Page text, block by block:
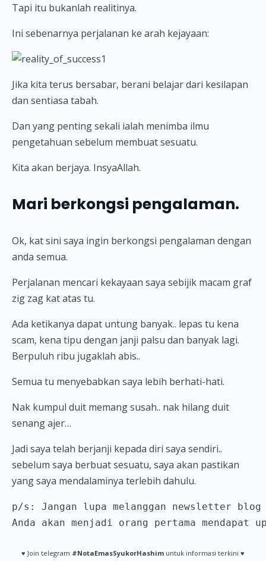
Tapi itu bukanlah realitinya.
Ini sebenarnya perjalanan ke arah kejayaan:
Jika kita terus bersabar, berani belajar dari kesilapan
dan sentiasa tabah.
Dan yang penting sekali ialah menimba ilmu
pengetahuan sebelum membuat sesuatu.
Kita akan berjaya. InsyaAllah.
Mari berkongsi pengalaman.
Ok, kat sini saya ingin berkongsi pengalaman dengan
anda semua.
Perjalanan mencari kekayaan saya sebijik macam graf
zig zag kat atas tu.
Ada ketikanya dapat untung banyak.. lepas tu kena
scam, kena tipu dengan janji palsu dan banyak lagi.
Berpuluh ribu jugaklah abis..
Semua tu menyebabkan saya lebih berhati-hati.
Nak kumpul duit memang susah.. nak hilang duit
senang ajer…
Jadi saya telah berjanji kepada diri saya sendiri..
sebelum saya berbuat sesuatu, saya akan pastikan
yang saya mendalaminya terlebih dahulu.
p/s: Jangan lupa melanggan newsletter blog
Anda akan menjadi orang pertama
♥ Join telegram #NotaEmasSyukorHashim untuk informasi terkini ♥